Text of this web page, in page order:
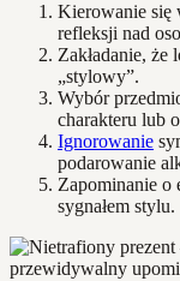
Kierowanie się
refleksji nad
Zakładanie, że
„stylowy”.
Wybór
charakteru lub
Ignorowanie
podarowanie
Zapominanie o
sygnałem stylu.